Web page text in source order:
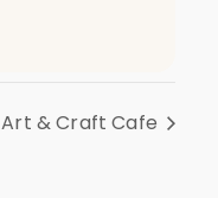
Art & Craft Cafe